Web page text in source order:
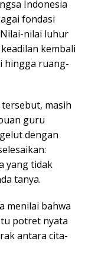
Indonesia
fondasi
nilai luhur
kembali
hingga ruang-
masih
guru
dengan
yang tidak
tanya.
menilai bahwa
potret nyata
antara cita-